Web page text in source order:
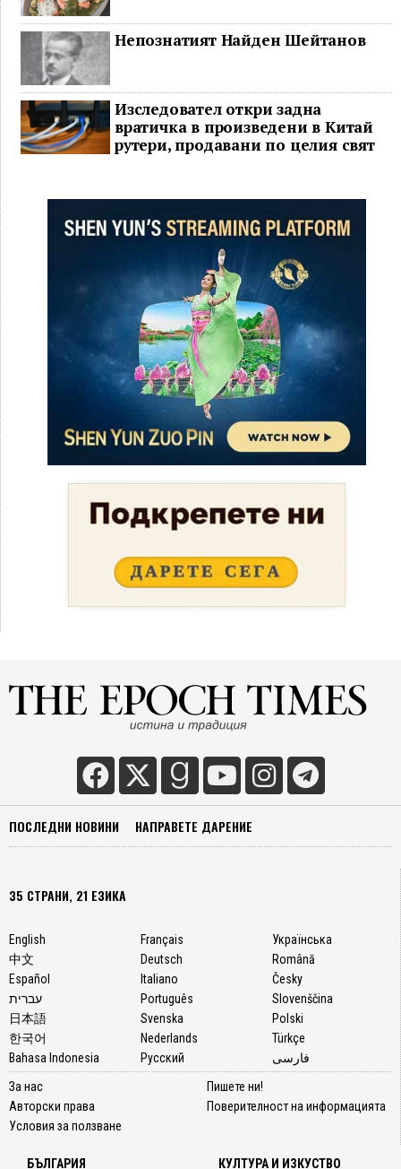
Непознатият Найден Шейтанов
Изследовател откри задна
вратичка в произведени в Китай
рутери, продавани по целия свят
ПОСЛЕДНИ НОВИНИ НАПРАВЕТЕ ДАРЕНИЕ
35 СТРАНИ, 21 ЕЗИКА
English
中文
Español
עברית
日本語
한국어
Bahasa Indonesia
Français
Deutsch
Italiano
Português
Svenska
Nederlands
Русский
Українська
Română
Česky
Slovenščina
Polski
Türkçe
فارسی
За нас
Авторски права
Условия за ползване
Пишете ни!
Поверителност на информацията
БЪЛГАРИЯ КУЛТУРА И ИЗКУСТВО